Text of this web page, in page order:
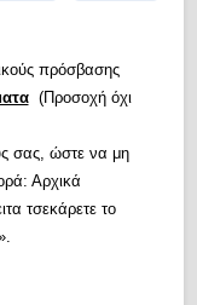
πρόσβασης
(Προσοχή όχι
σας, ώστε να μη
Αρχικά
τσεκάρετε το